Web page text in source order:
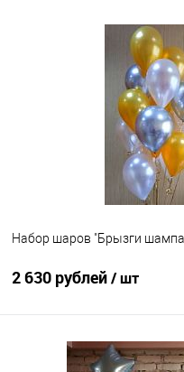
В
Набор шаров "Брызги
2 630 рублей/ шт
В